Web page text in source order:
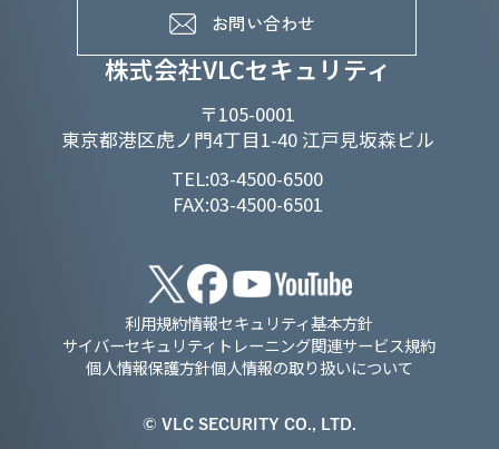
株式会社VLCセキュリティ
〒105-0001
東京都港区虎ノ門4丁目1-40 江戸見坂森ビル
TEL:03-4500-6500
FAX:03-4500-6501
お問い合わせ
利用規約情報セキュリティ基本方針
サイバーセキュリティトレーニング関連サービス規約
個人情報保護方針個人情報の取り扱いについて
© VLC SECURITY CO., LTD.